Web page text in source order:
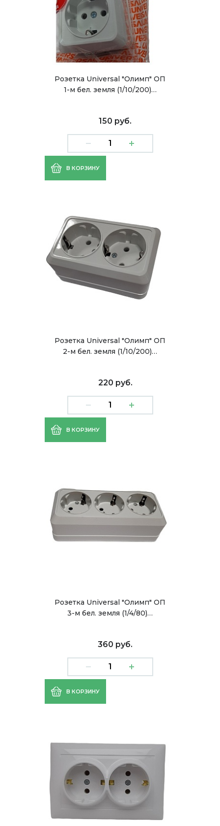
Розетка Universal "Олимп" ОП
1-м бел. земля (1/10/200)…
150 руб.
В КОРЗИНУ
Розетка Universal "Олимп" ОП
2-м бел. земля (1/10/200)…
220 руб.
В КОРЗИНУ
Розетка Universal "Олимп" ОП
3-м бел. земля (1/4/80)…
360 руб.
В КОРЗИНУ